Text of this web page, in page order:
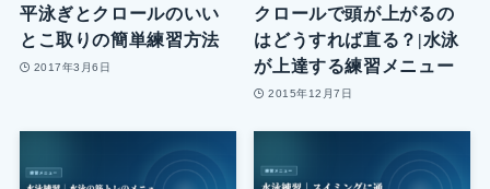
平泳ぎとクロールのいい
とこ取りの簡単練習方法
2017年3月6日
クロールで頭が上がるの
はどうすれば直る？|水泳
が上達する練習メニュー
2015年12月7日